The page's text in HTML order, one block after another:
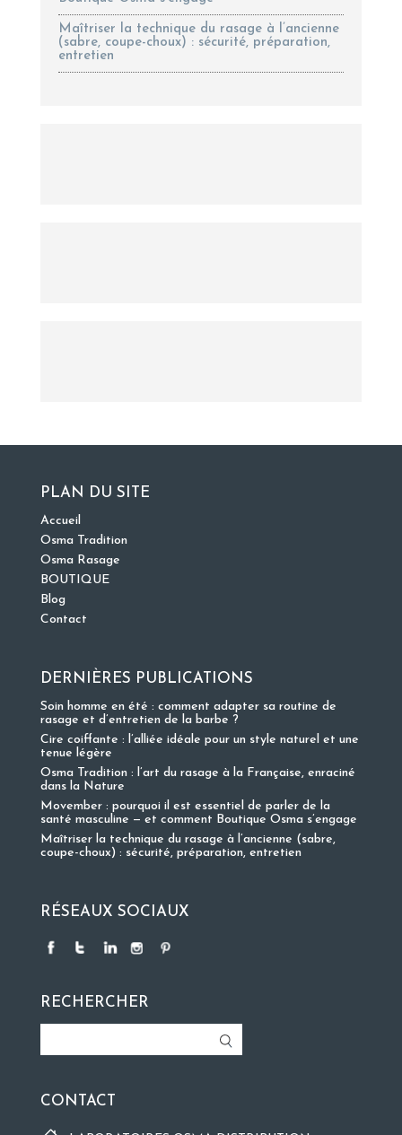
Maîtriser la technique du rasage à l’ancienne
(sabre, coupe-choux) : sécurité, préparation,
entretien
PLAN DU SITE
Accueil
Osma Tradition
Osma Rasage
BOUTIQUE
Blog
Contact
DERNIÈRES PUBLICATIONS
Soin homme en été : comment adapter sa routine de
rasage et d’entretien de la barbe ?
Cire coiffante : l’alliée idéale pour un style naturel et une
tenue légère
Osma Tradition : l’art du rasage à la Française, enraciné
dans la Nature
Movember : pourquoi il est essentiel de parler de la
santé masculine — et comment Boutique Osma s’engage
Maîtriser la technique du rasage à l’ancienne (sabre,
coupe-choux) : sécurité, préparation, entretien
RÉSEAUX SOCIAUX
RECHERCHER
CONTACT